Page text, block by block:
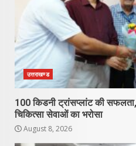
उत्तराखण्ड
100 किडनी ट्रांसप्लांट की सफलता,
चिकित्सा सेवाओं का भरोसा
August 8, 2026